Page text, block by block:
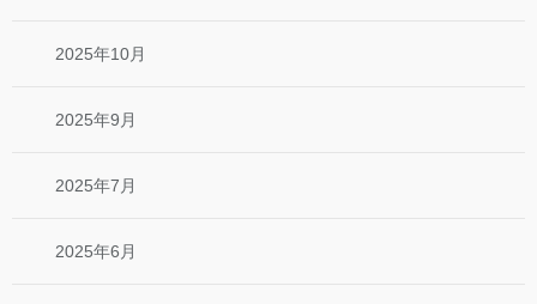
2025年10月
2025年9月
2025年7月
2025年6月